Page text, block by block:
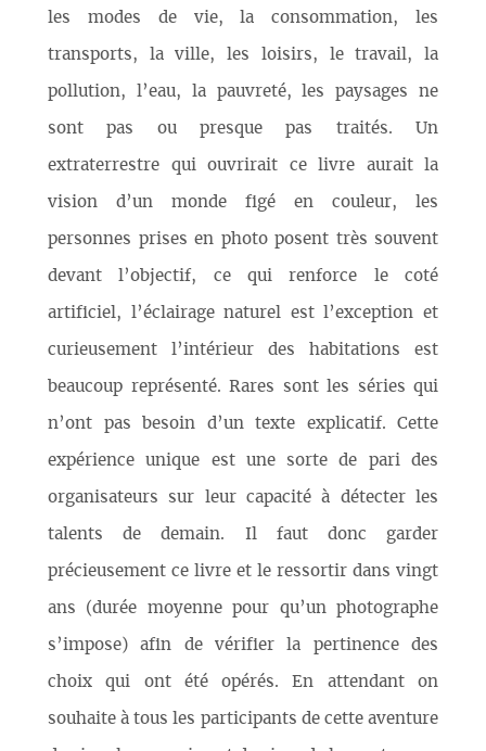
les modes de vie, la consommation, les
transports, la ville, les loisirs, le travail, la
pollution, l’eau, la pauvreté, les paysages ne
sont pas ou presque pas traités. Un
extraterrestre qui ouvrirait ce livre aurait la
vision d’un monde figé en couleur, les
personnes prises en photo posent très souvent
devant l’objectif, ce qui renforce le coté
artificiel, l’éclairage naturel est l’exception et
curieusement l’intérieur des habitations est
beaucoup représenté. Rares sont les séries qui
n’ont pas besoin d’un texte explicatif. Cette
expérience unique est une sorte de pari des
organisateurs sur leur capacité à détecter les
talents de demain. Il faut donc garder
précieusement ce livre et le ressortir dans vingt
ans (durée moyenne pour qu’un photographe
s’impose) afin de vérifier la pertinence des
choix qui ont été opérés. En attendant on
souhaite à tous les participants de cette aventure